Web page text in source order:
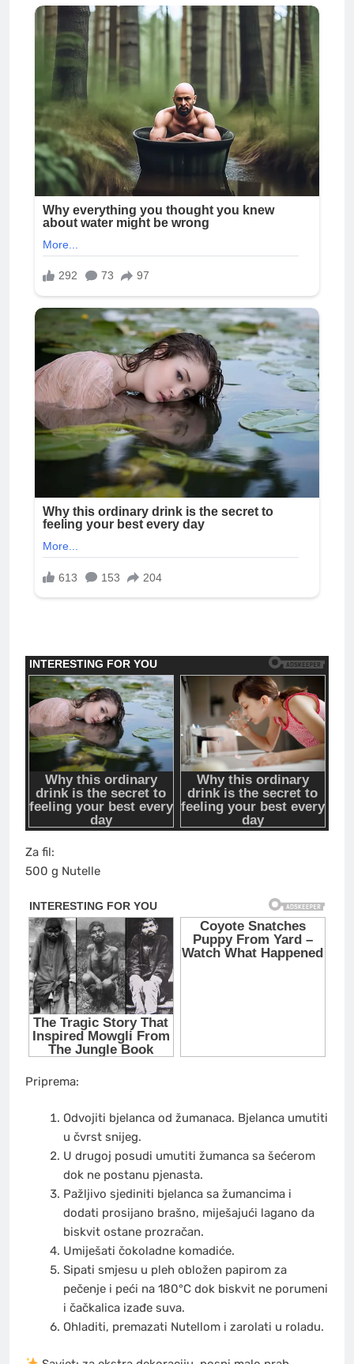
Za fil:
500 g Nutelle
Priprema:
Odvojiti bjelanca od žumanaca. Bjelanca umutiti
u čvrst snijeg.
U drugoj posudi umutiti žumanca sa šećerom
dok ne postanu pjenasta.
Pažljivo sjediniti bjelanca sa žumancima i
dodati prosijano brašno, miješajući lagano da
biskvit ostane prozračan.
Umiješati čokoladne komadiće.
Sipati smjesu u pleh obložen papirom za
pečenje i peći na 180°C dok biskvit ne porumeni
i čačkalica izađe suva.
Ohladiti, premazati Nutellom i zarolati u roladu.